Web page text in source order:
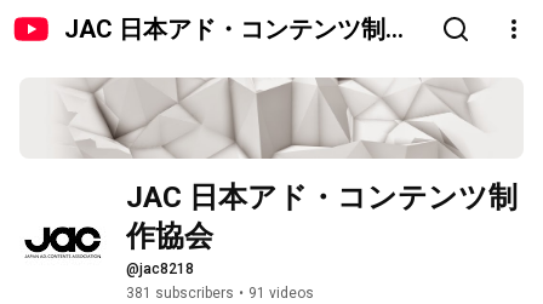
JAC 日本アド・コンテンツ制作
JAC 日本アド・コンテンツ制
作協会
@jac8218
381 subscribers • 91 videos